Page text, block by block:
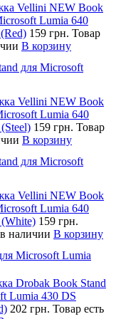
Vellini NEW Book
Lumia 640
159 грн. Товар
В корзину
для Microsoft
Vellini NEW Book
Lumia 640
159 грн. Товар
В корзину
для Microsoft
Vellini NEW Book
Lumia 640
159 грн.
наличии В корзину
Microsoft Lumia
Drobak Book Stand
Lumia 430 DS
202 грн. Товар есть